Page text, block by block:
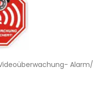
Alarm/